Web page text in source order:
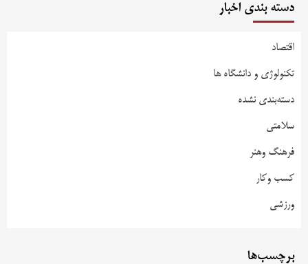
دسته بندی اخبار
اقتصاد
تکنولوژی و دانشگاه ها
دسته‌بندی نشده
سلامتی
فرهنگ وهنر
کسب وکار
ورزشی
برچسب‌ها